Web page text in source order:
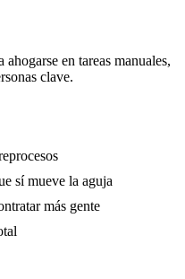
en tareas manuales,
clave.
sí mueve la aguja
más gente